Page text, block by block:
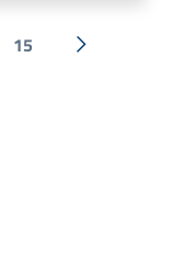
15 Successiva